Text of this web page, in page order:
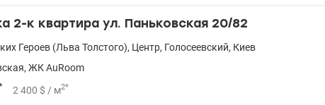
2-к квартира ул. Паньковская 20/82
Героев (Льва Толстого), Центр, Голосеевский, Киев
, ЖК AuRoom
2 400 $ / м2*